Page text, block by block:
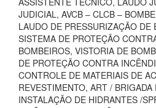
JUDICIAL, AVCB – CLCB –
LAUDO DE PRESSURIZAÇÃO DE
SISTEMA DE PROTEÇÃO
BOMBEIROS, VISTORIA DE
DE PROTEÇÃO CONTRA
CONTROLE DE MATERIAIS DE
REVESTIMENTO, ART / BRIGADA
INSTALAÇÃO DE HIDRANTES /